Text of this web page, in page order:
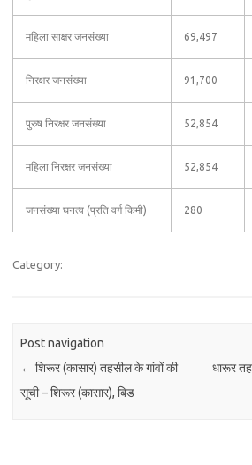
महिला साक्षर जनसंख्या 69,497
निरक्षर जनसंख्या 91,700
पुरुष निरक्षर जनसंख्या 52,854
महिला निरक्षर जनसंख्या 52,854
जनसंख्या घनत्व (प्रति वर्ग किमी) 280
Category:
Post navigation
← शिरूर (कासार) तहसील के गांवों की
सूची – शिरूर (कासार), बिड
धारूर